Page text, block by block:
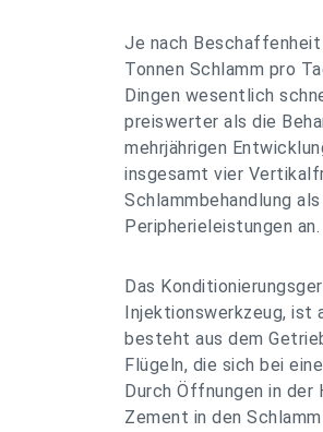
Je nach
Tonnen Schlamm pro
Dingen wesentlich
preiswerter als die
mehrjährigen
insgesamt vier
Schlammbehandlung
Peripherieleistungen an.
Das
Injektionswerkzeug, ist
besteht aus dem
Flügeln, die sich bei
Durch Öffnungen in
Zement in den